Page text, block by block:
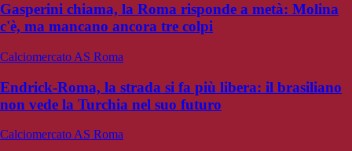
Gasperini chiama, la Roma risponde a metà: Molina
c'è, ma mancano ancora tre colpi
Calciomercato AS Roma
Endrick-Roma, la strada si fa più libera: il brasiliano
non vede la Turchia nel suo futuro
Calciomercato AS Roma